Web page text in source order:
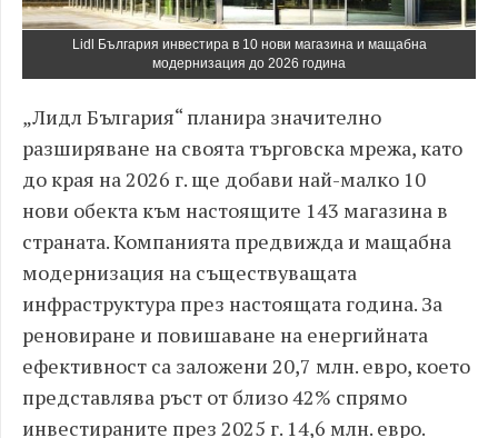
Lidl България инвестира в 10 нови магазина и мащабна
модернизация до 2026 година
„Лидл България“ планира значително
разширяване на своята търговска мрежа, като
до края на 2026 г. ще добави най-малко 10
нови обекта към настоящите 143 магазина в
страната. Компанията предвижда и мащабна
модернизация на съществуващата
инфраструктура през настоящата година. За
реновиране и повишаване на енергийната
ефективност са заложени 20,7 млн. евро, което
представлява ръст от близо 42% спрямо
инвестираните през 2025 г. 14,6 млн. евро.